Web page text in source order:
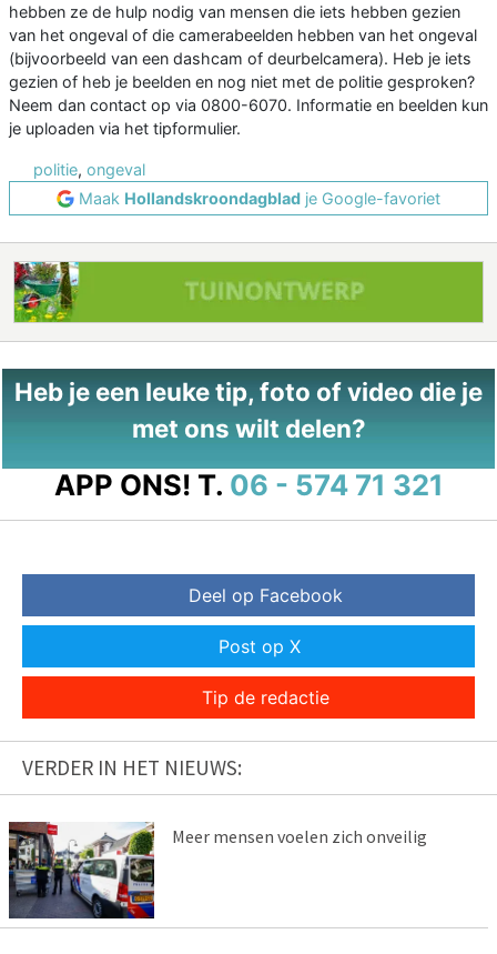
hebben ze de hulp nodig van mensen die iets hebben gezien
van het ongeval of die camerabeelden hebben van het ongeval
(bijvoorbeeld van een dashcam of deurbelcamera). Heb je iets
gezien of heb je beelden en nog niet met de politie gesproken?
Neem dan contact op via 0800-6070. Informatie en beelden kun
je uploaden via het tipformulier.
politie, ongeval
Maak Hollandskroondagblad je Google-favoriet
Heb je een leuke tip, foto of video die je
met ons wilt delen?
APP ONS! T. 06 - 574 71 321
Deel op Facebook
Post op X
Tip de redactie
VERDER IN HET NIEUWS:
Meer mensen voelen zich onveilig